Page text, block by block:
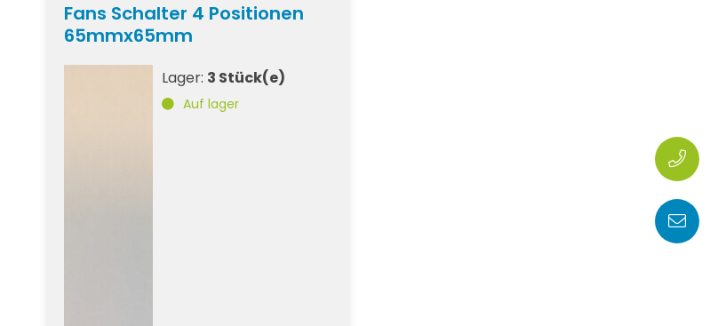
Fans Schalter 4 Positionen
65mmx65mm
Lager: 3 Stück(e)
Auf lager